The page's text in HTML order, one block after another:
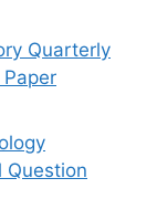
Quarterly
Question